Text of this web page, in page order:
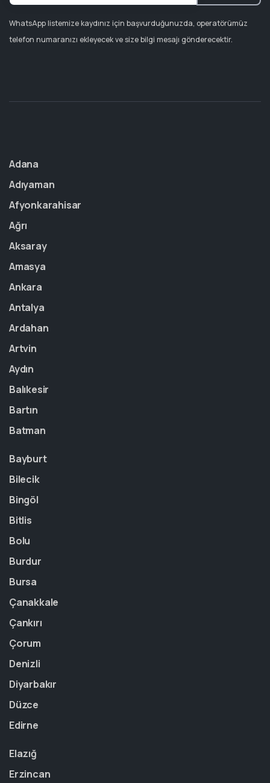
WhatsApp listemize kaydınız için başvurduğunuzda, operatörümüz
telefon numaranızı ekleyecek ve size bilgi mesajı gönderecektir.
Adana
Adıyaman
Afyonkarahisar
Ağrı
Aksaray
Amasya
Ankara
Antalya
Ardahan
Artvin
Aydın
Balıkesir
Bartın
Batman
Bayburt
Bilecik
Bingöl
Bitlis
Bolu
Burdur
Bursa
Çanakkale
Çankırı
Çorum
Denizli
Diyarbakır
Düzce
Edirne
Elazığ
Erzincan